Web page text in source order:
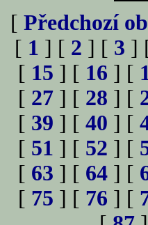
[ Předchozí
[ 1 ] [ 2 ] [ 3 ]
[ 15 ] [ 16 ] [
[ 27 ] [ 28 ] [
[ 39 ] [ 40 ] [
[ 51 ] [ 52 ] [
[ 63 ] [ 64 ] [
[ 75 ] [ 76 ] [